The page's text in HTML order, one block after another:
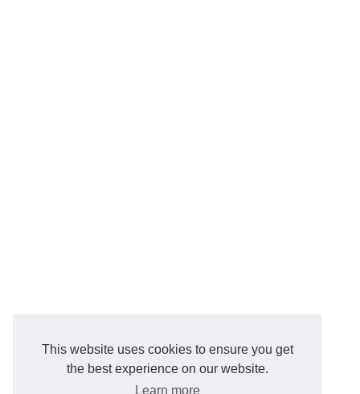
This website uses cookies to ensure you get
the best experience on our website.
Learn more